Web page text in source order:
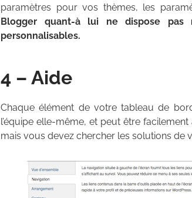
paramètres pour vos thèmes, les
Blogger quant-à lui ne dispose
personnalisables.
4 – Aide
Chaque élément de votre tableau de
l’équipe elle-même, et peut être
mais vous devez chercher les solutions de